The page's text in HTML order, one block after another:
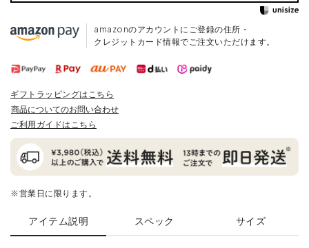
amazonのアカウントにご登録の住所・
クレジットカード情報でご注文いただけます。
ギフトラッピングはこちら
商品についてのお問い合わせ
ご利用ガイドはこちら
※営業日に限ります。
アイテム説明 スペック サイズ